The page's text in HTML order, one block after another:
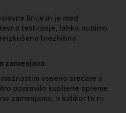
linije in je med
testiranje, lahko nudimo
brezhibno
zamenjava
vseeno srečate s
popravilo kupljene opreme
zamenjamo, v kolikor to ni